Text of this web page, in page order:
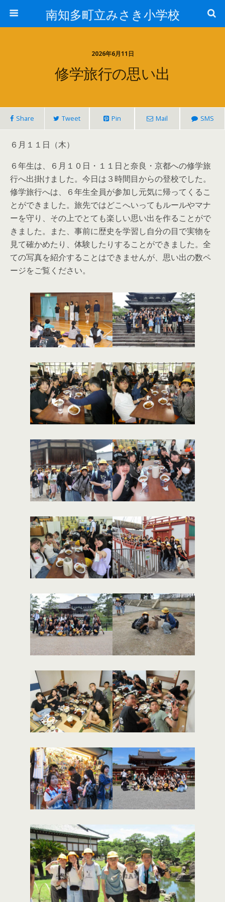
南知多町立みさき小学校
2026年6月11日
修学旅行の思い出
Share Tweet Pin Mail SMS
６月１１日（木）
６年生は、６月１０日・１１日と奈良・京都への修学旅
行へ出掛けました。今日は３時間目からの登校でした。
修学旅行へは、６年生全員が参加し元気に帰ってくるこ
とができました。旅先ではどこへいってもルールやマナ
ーを守り、その上でとても楽しい思い出を作ることがで
きました。また、事前に歴史を学習し自分の目で実物を
見て確かめたり、体験したりすることができました。全
ての写真を紹介することはできませんが、思い出の数ペ
ージをご覧ください。